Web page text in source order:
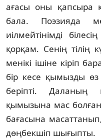
ағасы оны қапсыра
бала. Поэзияда
иілмейтінімді
қорқам. Сенің тілің
менікі ішіне кіріп
бір кесе қымызды
беріпті. Дала­ның
қымызына мас
бағасына
дөң­бек­шіп шығыпты.